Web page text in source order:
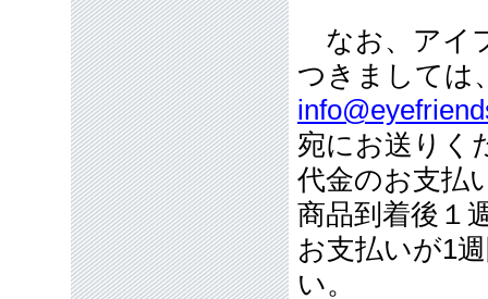
なお、アイ
つきましては
宛にお送りく
代金のお支払
商品到着後１
お支払いが1
い。